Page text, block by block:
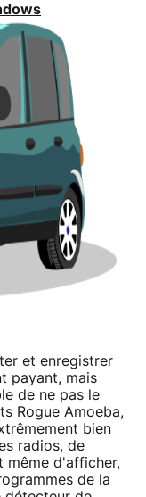
et enregistrer
payant, mais
de ne pas le
Rogue Amoeba,
bien
radios, de
même d'afficher,
de la